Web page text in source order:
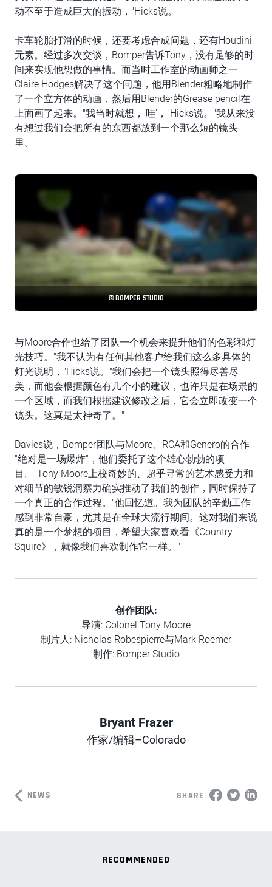
动不至于造成巨大的振动，"Hicks说。
卡车轮胎打滑的时候，还要考虑合成问题，还有Houdini
元素。经过多次交谈，Bomper告诉Tony，没有足够的时
间来实现他想做的事情。而当时工作室的动画师之一
Claire Hodges解决了这个问题，他用Blender粗略地制作
了一个立方体的动画，然后用Blender的Grease pencil在
上面画了起来。"我当时就想，'哇'，"Hicks说。"我从来没
有想过我们会把所有的东西都放到一个那么短的镜头
里。"
© BOMPER STUDIO
与Moore合作也给了团队一个机会来提升他们的色彩和灯
光技巧。"我不认为有任何其他客户给我们这么多具体的
灯光说明，"Hicks说。"我们会把一个镜头照得尽善尽
美，而他会根据颜色有几个小的建议，也许只是在场景的
一个区域，而我们根据建议修改之后，它会立即改变一个
镜头。这真是太神奇了。"
Davies说，Bomper团队与Moore、RCA和Genero的合作
"绝对是一场爆炸"，他们委托了这个雄心勃勃的项
目。"Tony Moore上校奇妙的、超乎寻常的艺术感受力和
对细节的敏锐洞察力确实推动了我们的创作，同时保持了
一个真正的合作过程。"他回忆道。我为团队的辛勤工作
感到非常自豪，尤其是在全球大流行期间。这对我们来说
真的是一个梦想的项目，希望大家喜欢看《Country
Squire》，就像我们喜欢制作它一样。"
创作团队:
导演: Colonel Tony Moore
制片人: Nicholas Robespierre与Mark Roemer
制作: Bomper Studio
Author
Bryant Frazer
作家/编辑–Colorado
NEWS SHARE
RECOMMENDED